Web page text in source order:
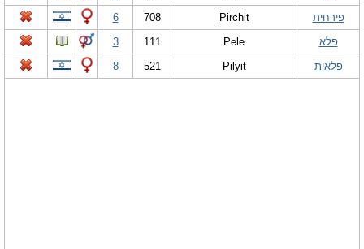
פירחית
Pirchit
708
6
פלא
Pele
111
3
פלאית
Pilyit
521
8